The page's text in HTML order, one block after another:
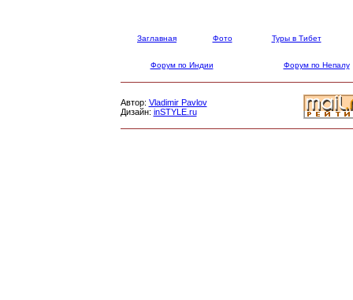
Заглавная Фото Туры в Тибет
Форум по Индии Форум по Непалу
Автор: Vladimir Pavlov
Дизайн: inSTYLE.ru